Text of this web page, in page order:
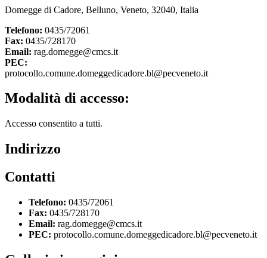
Domegge di Cadore, Belluno, Veneto, 32040, Italia
Telefono: 0435/72061
Fax: 0435/728170
Email: rag.domegge@cmcs.it
PEC:
protocollo.comune.domeggedicadore.bl@pecveneto.it
Modalità di accesso:
Accesso consentito a tutti.
Indirizzo
Contatti
Telefono: 0435/72061
Fax: 0435/728170
Email: rag.domegge@cmcs.it
PEC: protocollo.comune.domeggedicadore.bl@pecveneto.it